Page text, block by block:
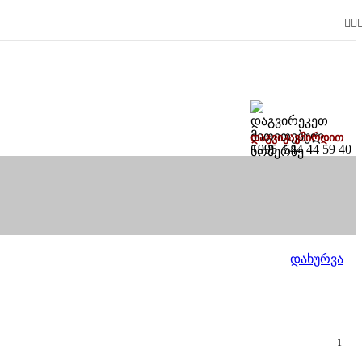
დაგვიკავშირდით
+995 544 44 59 40
დახურვა
1